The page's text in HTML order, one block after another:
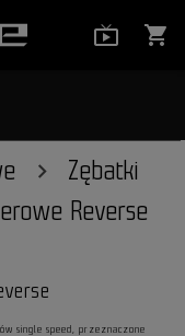
shopping_cart
Zębatki
Reverse
single speed, przeznaczone